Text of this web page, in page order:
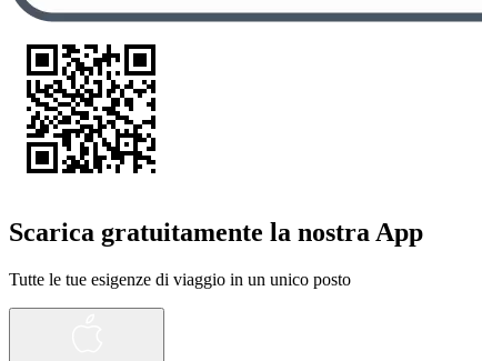
Scarica gratuitamente la nostra App
Tutte le tue esigenze di viaggio in un unico posto